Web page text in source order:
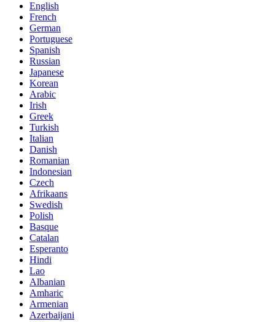
English
French
German
Portuguese
Spanish
Russian
Japanese
Korean
Arabic
Irish
Greek
Turkish
Italian
Danish
Romanian
Indonesian
Czech
Afrikaans
Swedish
Polish
Basque
Catalan
Esperanto
Hindi
Lao
Albanian
Amharic
Armenian
Azerbaijani